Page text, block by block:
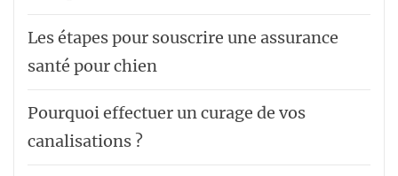
Les étapes pour souscrire une assurance
santé pour chien
Pourquoi effectuer un curage de vos
canalisations ?